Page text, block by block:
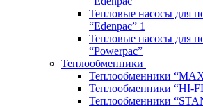
Тепловые насосы для
“Edenpac” 1
Тепловые насосы для
“Powerpac”
Теплообменники
Теплообменники
Теплообменники “HI-
Теплообменники